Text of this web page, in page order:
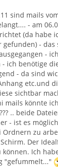
sind mails
- am
(da habe
- das
-
ich benötige
- da sind
etc.und
sichtbar
mails könnte
.. beide
- ist es
zu
Der
Ich
"gefummelt..."